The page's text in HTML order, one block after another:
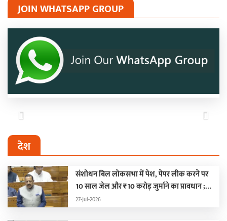
JOIN WHATSAPP GROUP
Previous
Next
देश
संशोधन बिल लोकसभा में पेश, पेपर लीक करने पर
10 साल जेल और ₹10 करोड़ जुर्माने का प्रावधान ;
हंगामे के कारण दोनों सदन स्थगित
27-Jul-2026